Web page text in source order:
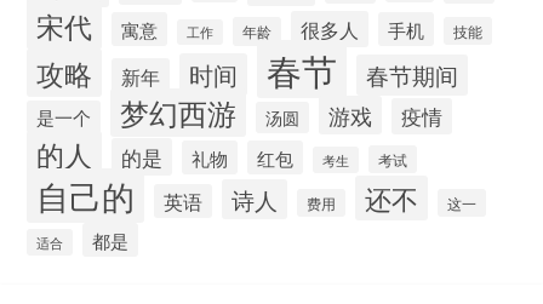
宋代 寓意 工作 年龄 很多人 手机 技能
攻略 新年 时间 春节 春节期间
是一个 梦幻西游 汤圆 游戏 疫情
的人 的是 礼物 红包 考生 考试
自己的 英语 诗人 费用 还不 这一
适合 都是